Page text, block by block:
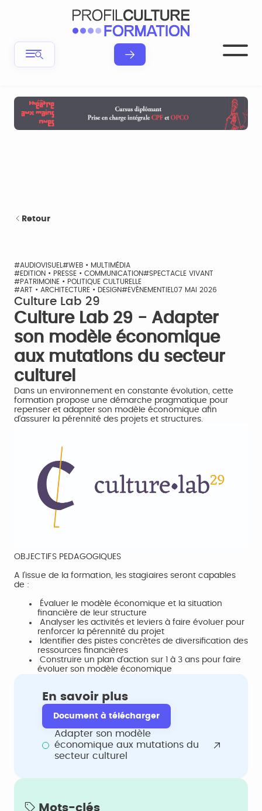
Retour
#AUDIOVISUEL #WEB • MULTIMÉDIA
#EDITION • PRESSE • COMMUNICATION#SPECTACLE VIVANT
#PATRIMOINE • POLITIQUE CULTURELLE
#ART • ARCHITECTURE • DESIGN#EVÈNEMENTIEL 07 MAI 2026
Culture Lab 29
Culture Lab 29 - Adapter
son modèle économique
aux mutations du secteur
culturel
Dans un environnement en constante évolution, cette
formation propose une démarche pragmatique pour
repenser et adapter son modèle économique afin
d’assurer la pérennité des projets et structures.
OBJECTIFS PEDAGOGIQUES
A l’issue de la formation, les stagiaires seront capables
de :
Évaluer le modèle économique et la situation
financière de leur structure
Analyser les activités et leviers à faire évoluer pour
renforcer la pérennité du projet
Identifier des pistes concrètes de diversification des
ressources financières
Construire un plan d’action sur 1 à 3 ans pour faire
évoluer son modèle économique
En savoir plus
Document à télécharger
Adapter son modèle
économique aux mutations du
secteur culturel
Mots-clés